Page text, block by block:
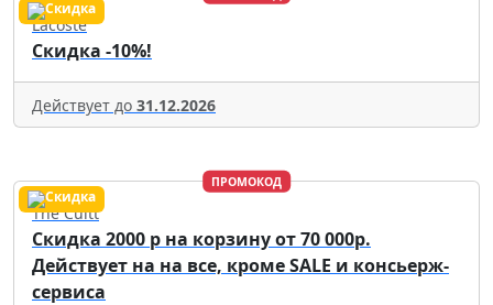
Lacoste
Скидка -10%!
Действует до 31.12.2026
ПРОМОКОД
The Cultt
Скидка 2000 р на корзину от 70 000р.
Действует на на все, кроме SALE и консьерж-
сервиса